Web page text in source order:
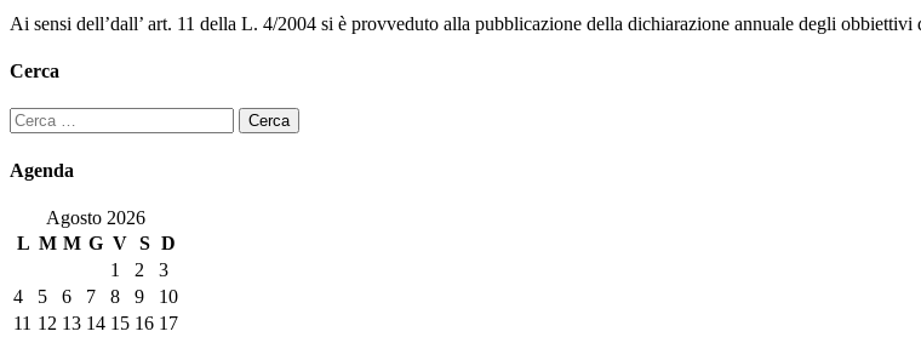
Ai sensi dell’dall’ art. 11 della L. 4/2004 si è provveduto alla pubblicazione della dichiarazione annuale degli
Cerca
Ricerca
per:
Agenda
Agosto 2026
L M M G V S D
1
2
3
4
5 6 7 8 9
10
11 12 13 14 15 16 17